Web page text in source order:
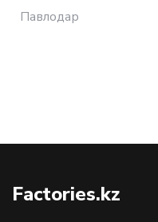
Павлодар
Factories.kz